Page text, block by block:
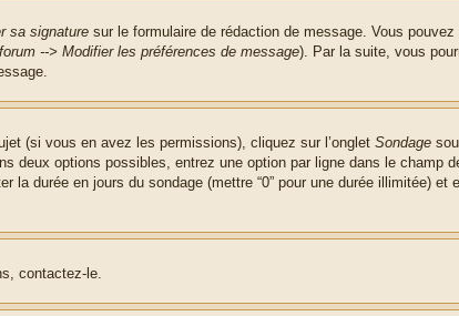
sa signature sur le formulaire de rédaction de message. Vous
--> Modifier les préférences de message). Par la suite, vous
(si vous en avez les permissions), cliquez sur l’onglet Sondage
deux options possibles, entrez une option par ligne dans le champ
la durée en jours du sondage (mettre “0” pour une durée illimitée) et
contactez-le.